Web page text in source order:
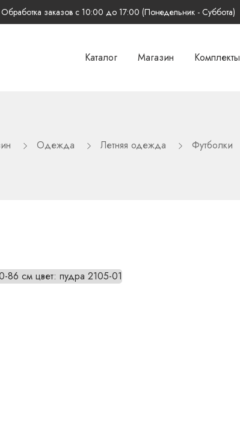
Обработка заказов с 10:00 до 17:00 (Понедельник - Суббота)
Каталог Магазин Комплекты
Одежда Летняя одежда Футболки